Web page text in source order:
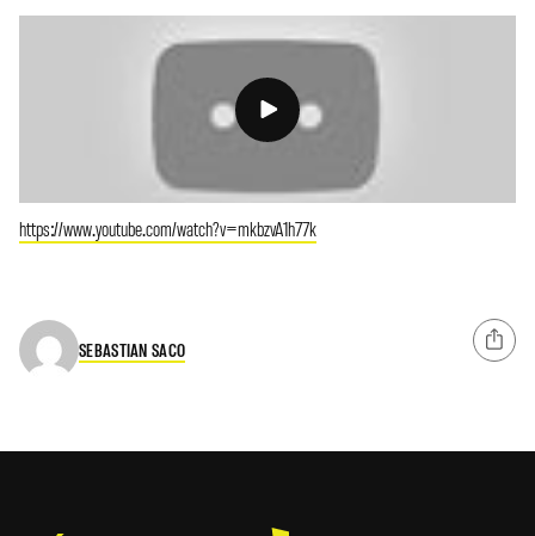
https://www.youtube.com/watch?v=mkbzvA1h77k
SEBASTIAN SACO